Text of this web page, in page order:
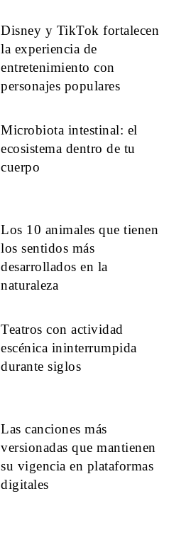
Disney y TikTok fortalecen
la experiencia de
entretenimiento con
personajes populares
Microbiota intestinal: el
ecosistema dentro de tu
cuerpo
Los 10 animales que tienen
los sentidos más
desarrollados en la
naturaleza
Teatros con actividad
escénica ininterrumpida
durante siglos
Las canciones más
versionadas que mantienen
su vigencia en plataformas
digitales